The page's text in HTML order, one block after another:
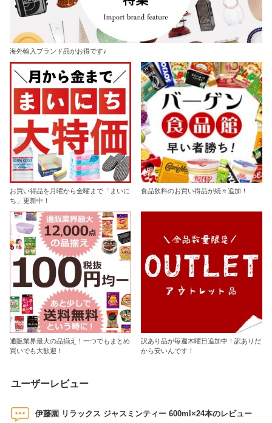
海外輸入ブランド品がお得です♪
お買い得品を月曜から金曜まで「まいに
ち」更新中！
食品飲料のお買い得品が続々追加！
通販業界最大の品揃え！一つでもまとめ
買いでも大歓迎！
訳あり品が毎週木曜日追加中！訳ありだ
から安いんです！
ユーザーレビュー
伊藤園 リラックス ジャスミンティー 600ml×24本のレビュー